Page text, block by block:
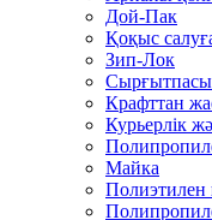
Дой-Пак
Қоқыс
Зип-Лок
Сырғытпасы
Крафттан
Курьерлік
Майка
Полиэтилен